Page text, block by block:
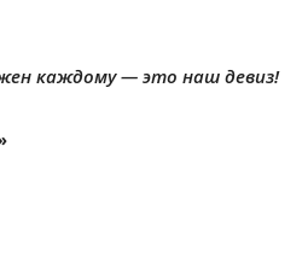
каждому — это наш девиз!